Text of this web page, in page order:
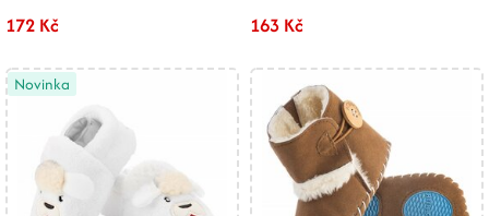
172 Kč 163 Kč
Novinka